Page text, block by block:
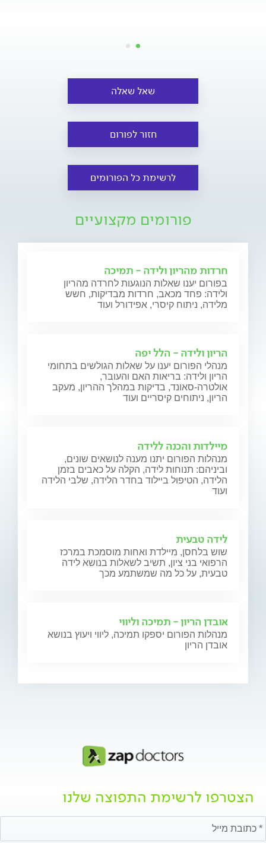
שאל שאלה
חזור לפורום
לרשימת כל הפורומים
פורומים מקצועיים
חרדות מהריון ולידה - תמיכה
בפורום יענו שאלות הנוגעות לחרדה מהריון
ולידה: פחד מכאב, חרדות מבדיקות, חשש
מלידה, ניתוח קיסרי, אפידורל ועוד
הריון ולידה - הלל יפה
מנהלי הפורום יענו על שאלות הגולשים בתחומי
הריון ולידה: בריאות האם והעובר,
אולטרה-סאונד, בדיקות במהלך ההריון, מעקב
הריון, ניתוחים קיסריים ועוד
מיילדות והכנה ללידה
מנהלות הפורום יתנו מענה לנושאים שונים,
וביניהם: תנוחות לידה, הקלה על כאבים בזמן
הלידה, הטיפול ביילוד בחדר הלידה, שלבי הלידה
ועוד
לידה טבעית
שוש בלחסן, מיילדת ואחות מוסמכת במרכז
הרפואי בני ציון, תשיב לשאלות בנושא לידה
טבעית, על כל מה שמשתמע מכך
אובדן הריון - תמיכה וליווי
מנהלות הפורום יספקו תמיכה, ליווי ויעוץ בנושא
אובדן הריון
הצטרפו לרשימת התפוצה שלנו